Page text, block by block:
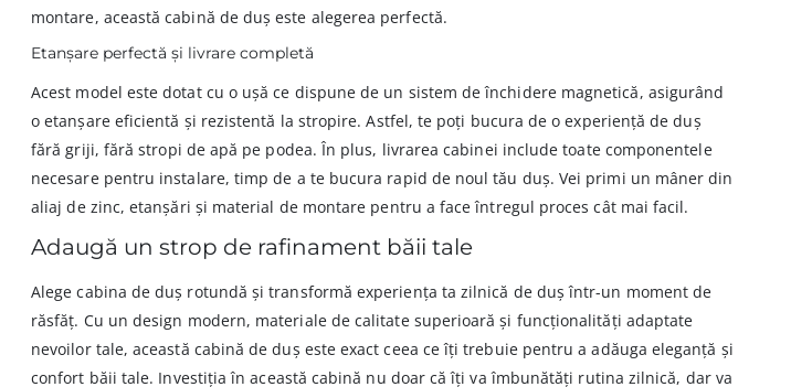
montare, această cabină de duș este alegerea perfectă.
Etanșare perfectă și livrare completă
Acest model este dotat cu o ușă ce dispune de un sistem de închidere magnetică, asigurând
o etanșare eficientă și rezistentă la stropire. Astfel, te poți bucura de o experiență de duș
fără griji, fără stropi de apă pe podea. În plus, livrarea cabinei include toate componentele
necesare pentru instalare, timp de a te bucura rapid de noul tău duș. Vei primi un mâner din
aliaj de zinc, etanșări și material de montare pentru a face întregul proces cât mai facil.
Adaugă un strop de rafinament băii tale
Alege cabina de duș rotundă și transformă experiența ta zilnică de duș într-un moment de
răsfăț. Cu un design modern, materiale de calitate superioară și funcționalități adaptate
nevoilor tale, această cabină de duș este exact ceea ce îți trebuie pentru a adăuga eleganță și
confort băii tale. Investiția în această cabină nu doar că îți va îmbunătăți rutina zilnică, dar va